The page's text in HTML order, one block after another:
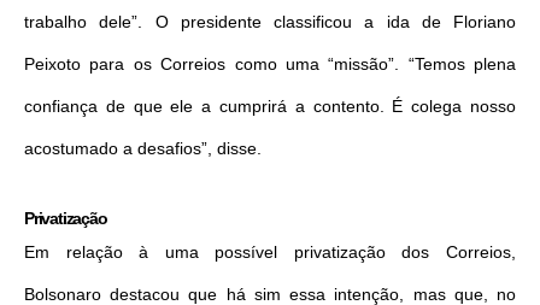
trabalho dele”. O presidente classificou a ida de Floriano
Peixoto para os Correios como uma “missão”. “Temos plena
confiança de que ele a cumprirá a contento. É colega nosso
acostumado a desafios”, disse.
Privatização
Em relação à uma possível privatização dos Correios,
Bolsonaro destacou que há sim essa intenção, mas que, no